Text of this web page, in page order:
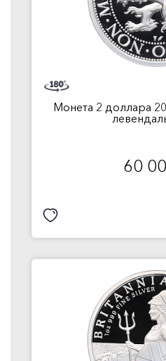
Монета 2 доллара
60